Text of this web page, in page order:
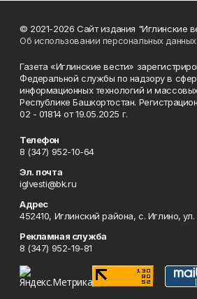
© 2021-2026 Сайт издания "Иглинские
Об использовании персональных данных
Газета «Иглинские вести»
Федеральной службы по надзору в
информационных технологий и
Республике Башкортостан.
02 - 01814 от 19.05.2025 г.
Телефон
8 (347) 952-10-64
Эл. почта
iglvesti@bk.ru
Адрес
452410, Иглинский района, с. Иглино,
Рекламная служба
8 (347) 952-19-81